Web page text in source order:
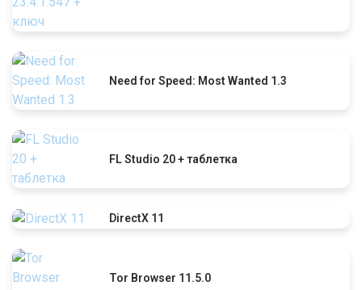
Need for Speed: Most Wanted 1.3
FL Studio 20 + таблетка
DirectX 11
Tor Browser 11.5.0